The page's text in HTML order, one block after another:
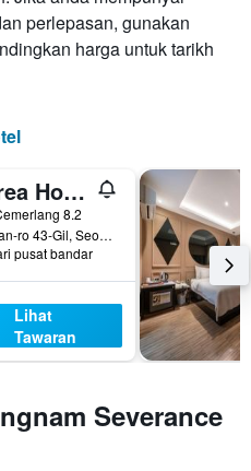
perlepasan, gunakan
harga untuk tarikh
Yakorea Hostel Gangnam
kelas 2
8.2
19 Teheran-ro 43-Gil, Seoul, Korea Selatan
pusat bandar
Lihat
Tawaran
Severance